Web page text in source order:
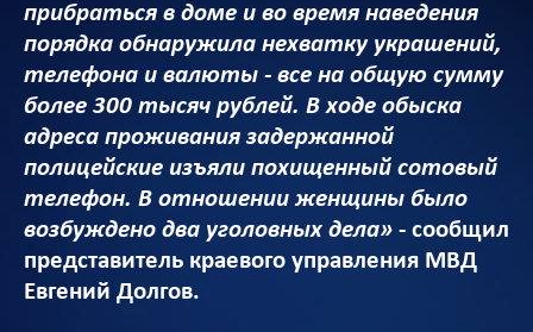
прибраться в доме и во время наведения
порядка обнаружила нехватку украшений,
телефона и валюты - все на общую сумму
более 300 тысяч рублей. В ходе обыска
адреса проживания задержанной
полицейские изъяли похищенный сотовый
телефон. В отношении женщины было
возбуждено два уголовных дела» - сообщил
представитель краевого управления МВД
Евгений Долгов.